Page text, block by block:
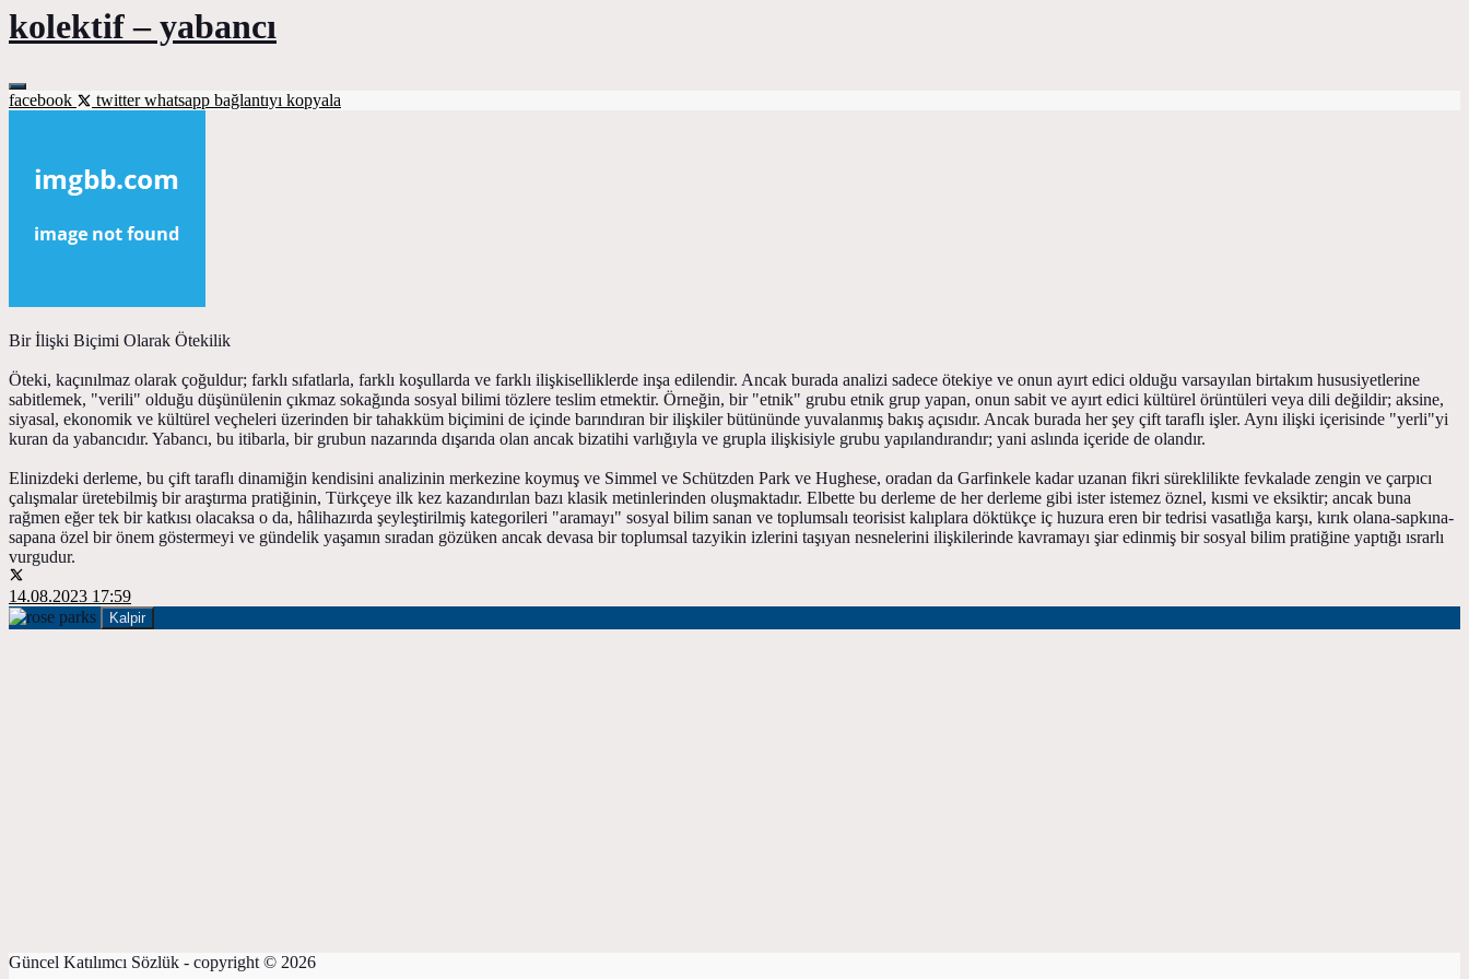
kolektif – yabancı
facebook twitterwhatsapp bağlantıyı kopyala
Bir İlişki Biçimi Olarak Ötekilik
Öteki, kaçınılmaz olarak çoğuldur; farklı sıfatlarla, farklı koşullarda ve farklı ilişkiselliklerde inşa edilendir. Ancak burada analizi sadece ötekiye ve onun ayırt edici olduğu varsayılan birtakım hususiyetlerine
sabitlemek, "verili" olduğu düşünülenin çıkmaz sokağında sosyal bilimi tözlere teslim etmektir. Örneğin, bir "etnik" grubu etnik grup yapan, onun sabit ve ayırt edici kültürel örüntüleri veya dili değildir; aksine,
siyasal, ekonomik ve kültürel veçheleri üzerinden bir tahakküm biçimini de içinde barındıran bir ilişkiler bütününde yuvalanmış bakış açısıdır. Ancak burada her şey çift taraflı işler. Aynı ilişki içerisinde "yerli"yi
kuran da yabancıdır. Yabancı, bu itibarla, bir grubun nazarında dışarıda olan ancak bizatihi varlığıyla ve grupla ilişkisiyle grubu yapılandırandır; yani aslında içeride de olandır.
Elinizdeki derleme, bu çift taraflı dinamiğin kendisini analizinin merkezine koymuş ve Simmel ve Schützden Park ve Hughese, oradan da Garfinkele kadar uzanan fikri süreklilikte fevkalade zengin ve çarpıcı
çalışmalar üretebilmiş bir araştırma pratiğinin, Türkçeye ilk kez kazandırılan bazı klasik metinlerinden oluşmaktadır. Elbette bu derleme de her derleme gibi ister istemez öznel, kısmi ve eksiktir; ancak buna
rağmen eğer tek bir katkısı olacaksa o da, hâlihazırda şeyleştirilmiş kategorileri "aramayı" sosyal bilim sanan ve toplumsalı teorisist kalıplara döktükçe iç huzura eren bir tedrisi vasatlığa karşı, kırık olana-sapkına-
sapana özel bir önem göstermeyi ve gündelik yaşamın sıradan gözüken ancak devasa bir toplumsal tazyikin izlerini taşıyan nesnelerini ilişkilerinde kavramayı şiar edinmiş bir sosyal bilim pratiğine yaptığı ısrarlı
vurgudur.
14.08.2023 17:59
Kalpir
Güncel Katılımcı Sözlük - copyright © 2026